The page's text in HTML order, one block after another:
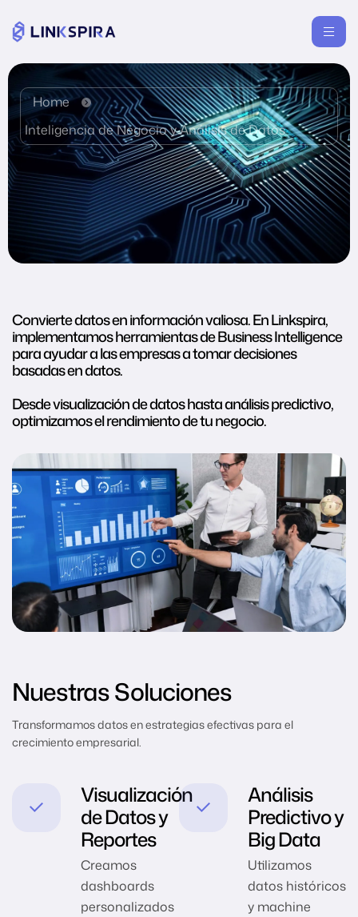
Home
Inteligencia de Negocio y Análisis de Datos
Convierte datos en información valiosa. En Linkspira,
implementamos herramientas de Business Intelligence
para ayudar a las empresas a tomar decisiones
basadas en datos.
Desde visualización de datos hasta análisis predictivo,
optimizamos el rendimiento de tu negocio.
Nuestras Soluciones
Transformamos datos en estrategias efectivas para el
crecimiento empresarial.
Visualización
de Datos y
Reportes
Creamos
dashboards
personalizados
Análisis
Predictivo y
Big Data
Utilizamos
datos históricos
y machine